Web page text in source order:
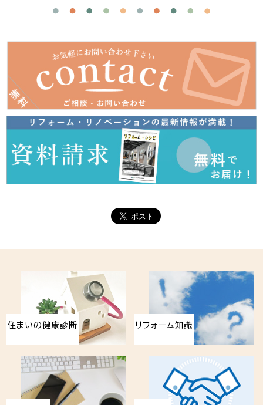
住まいの健康診断 リフォーム知識